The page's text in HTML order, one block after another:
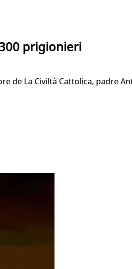
prigionieri
de La Civiltà Cattolica, padre